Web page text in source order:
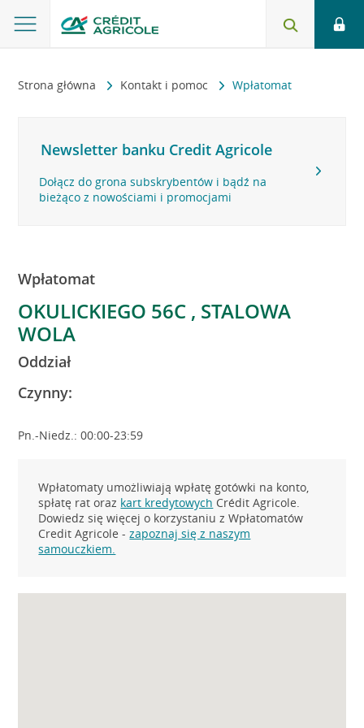
Strona główna Kontakt i pomoc Wpłatomat
Newsletter banku Credit Agricole
Dołącz do grona subskrybentów i bądź na
bieżąco z nowościami i promocjami
Wpłatomat
OKULICKIEGO 56C , STALOWA
WOLA
Oddział
Czynny:
Pn.-Niedz.: 00:00-23:59
Wpłatomaty umożliwiają wpłatę gotówki na konto,
spłatę rat oraz kart kredytowych Crédit Agricole.
Dowiedz się więcej o korzystaniu z Wpłatomatów
Credit Agricole -zapoznaj się z naszym
samouczkiem.